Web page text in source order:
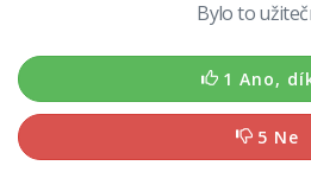
Bylo to
1 Ano,
5 Ne